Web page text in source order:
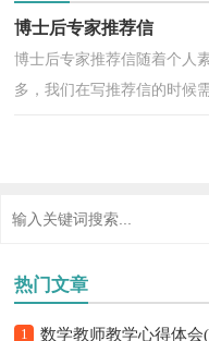
博士后专家推荐信
博士后专家推荐信随着个人
多，我们在写推荐信的时候
热门文章
1 数学教师教学心得体会